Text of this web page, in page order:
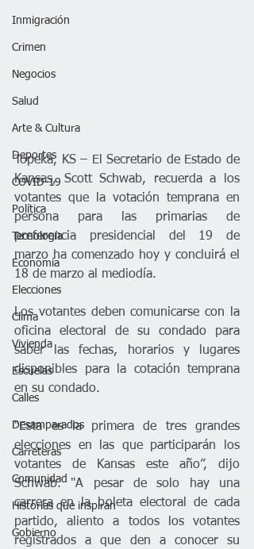
Inmigración
Crimen
Negocios
Salud
Arte & Cultura
Deportes
COVID-19
Política
Tecnología
Economía
Elecciones
Clima
Vivienda
Escuelas
Calles
Desamparados
Carreteras
Comunidad
Historias que inspiran
Gobierno
Topeka, KS – El Secretario de Estado de
Kansas, Scott Schwab, recuerda a los
votantes que la votación temprana en
persona para las primarias de
preferencia presidencial del 19 de
marzo ha comenzado hoy y concluirá el
18 de marzo al mediodía.
Los votantes deben comunicarse con la
oficina electoral de su condado para
saber las fechas, horarios y lugares
disponibles para la cotación temprana
en su condado.
“Esta es la primera de tres grandes
elecciones en las que participarán los
votantes de Kansas este año”, dijo
Schwab. "A pesar de solo hay una
carrera en la boleta electoral de cada
partido, aliento a todos los votantes
registrados a que den a conocer su